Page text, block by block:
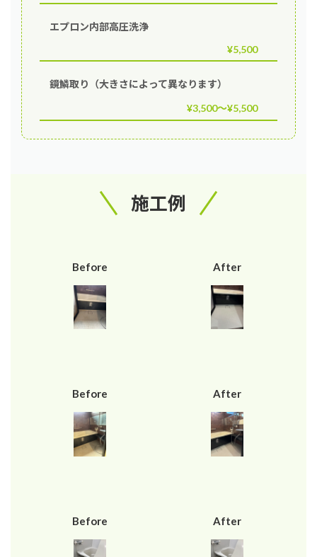
エプロン内部高圧洗浄
¥5,500
鏡鱗取り（大きさによって異なります）
¥3,500〜¥5,500
施工例
Before After
Before After
Before After